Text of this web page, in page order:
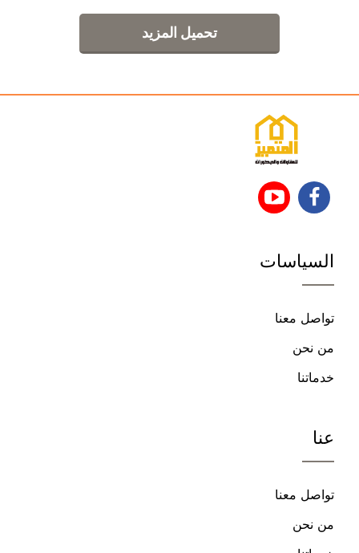
تحميل المزيد
تابعنا
فيسبوك
تابعنا
السياسات
تواصل معنا
من نحن
خدماتنا
عنا
تواصل معنا
من نحن